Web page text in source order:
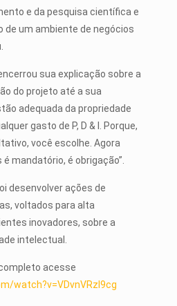
e da pesquisa científica e
de um ambiente de negócios
sua explicação sobre a
do projeto até a sua
adequada da propriedade
gasto de P, D & I. Porque,
você escolhe. Agora
mandatório, é obrigação”.
desenvolver ações de
voltados para alta
inovadores, sobre a
intelectual.
acesse
watch?v=VDvnVRzI9cg